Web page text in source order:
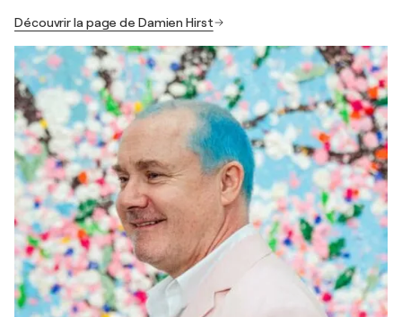
Découvrir la page de Damien Hirst